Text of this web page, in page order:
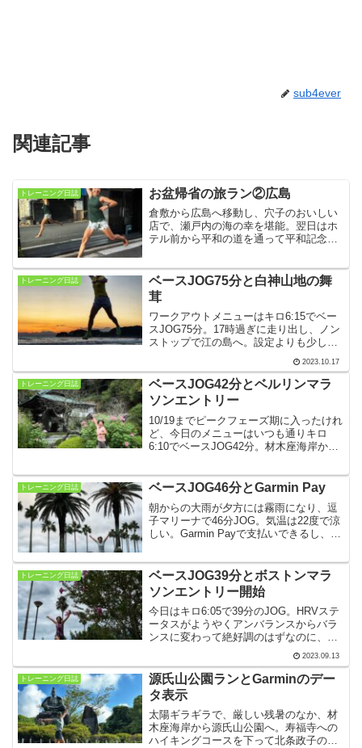
sub4ever
関連記事
トレーニング日誌 お盆帰省の旅ラン②広島
倉敷から広島へ移動し、穴子のおいしい
店で、瀬戸内の海の幸を堪能。翌日はホ
テル前から平和の道を通って平和記念公
「お好み焼き 八昌」でお好み焼きを平ら
げ、福岡へ向かいます。
トレーニング日誌
ベースJOG75分と白神山地の舞
茸
ワークアウトメニューはキロ6:15でベー
スJOG75分。17時過ぎに走り出し、ノン
ストップで江の島へ。設定よりも少しだ
が白神山地の舞茸を大量に送ってくれた
ので、天ぷらや鍋、炊き込みご飯でいた
だきました。
2023.10.17
トレーニング日誌
ベースJOG42分とベルリンマラ
ソンエントリー
10/19までピークフェーズ期に入ったけれ
ど、今日のメニューはいつも通りキロ
6:10でベースJOG42分。材木座海岸から
ラソンに基準タイム枠でエントリーしま
トレーニング日誌 ベースJOG46分とGarmin Pay
朝からの大雨が夕方には霧雨になり、逗
子マリーナで46分JOG。気温は22度で涼
しい。Garmin Payで支払いできるし、音
するだけになりました。
トレーニング日誌
ベースJOG39分とボストンマラ
ソンエントリー開始
今日はキロ6:05で39分のJOG。HRVステ
ータスがようやくアンバランスからバラ
ンスに変わって絶好調のはずなのに、写
真撮影を理由に休んでばかりでした。
2024年のボストンマラソンのエントリー
登録が始まりました。今日からわずか5日
間です。
2023.09.13
トレーニング日誌
源氏山公園ランとGarminのデー
タ表示
太陽ギラギラで、厳しい残暑のなか、材
木座海岸から源氏山公園へ。寿福寺への
ハイキングコースを下って北条政子のお